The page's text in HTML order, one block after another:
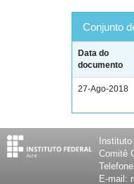
Conjunto
Data do
documento
27-Ago-2018
Comitê
E-mail: